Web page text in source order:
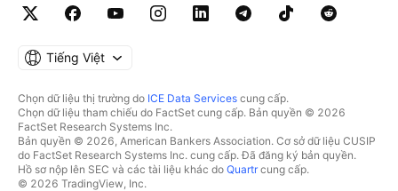
Tiếng Việt
Chọn dữ liệu thị trường do ICE Data Services cung cấp.
Chọn dữ liệu tham chiếu do FactSet cung cấp. Bản quyền © 2026
FactSet Research Systems Inc.
Bản quyền © 2026, American Bankers Association. Cơ sở dữ liệu CUSIP
do FactSet Research Systems Inc. cung cấp. Đã đăng ký bản quyền.
Hồ sơ nộp lên SEC và các tài liệu khác do Quartrcung cấp.
© 2026 TradingView, Inc.